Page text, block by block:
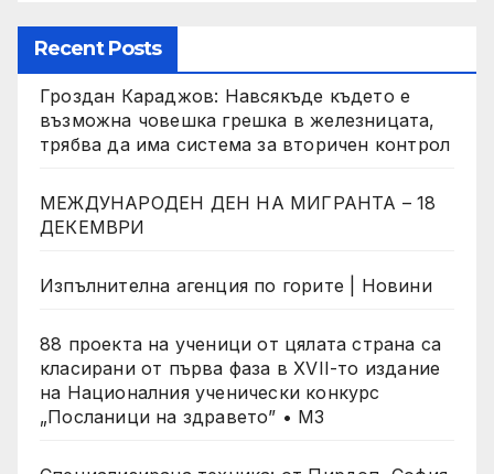
Recent Posts
Гроздан Караджов: Навсякъде където е
възможна човешка грешка в железницата,
трябва да има система за вторичен контрол
МЕЖДУНАРОДЕН ДЕН НА МИГРАНТА – 18
ДЕКЕМВРИ
Изпълнителна агенция по горите | Новини
88 проекта на ученици от цялата страна са
класирани от първа фаза в XVII-то издание
на Националния ученически конкурс
„Посланици на здравето” • МЗ